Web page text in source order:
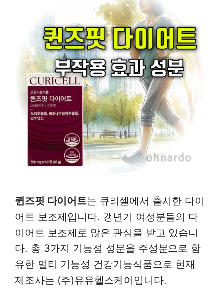
퀸즈핏 다이어트는 큐리셀에서 출시한 다이
어트 보조제입니다. 갱년기 여성분들의 다
이어트 보조제로 많은 관심을 받고 있습니
다. 총 3가지 기능성 성분을 주성분으로 함
유한 멀티 기능성 건강기능식품으로 현재
제조사는 (주)유유헬스케어입니다.